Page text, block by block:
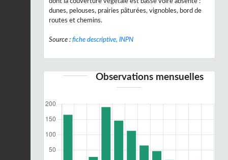
dunes, pelouses, prairies pâturées, vignobles, bord de
routes et chemins.
Source : fiche descriptive, INPN
Observations mensuelles